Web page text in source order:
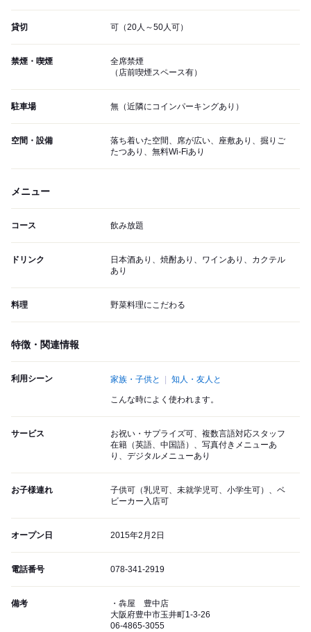
貸切 可（20人～50人可）
禁煙・喫煙
全席禁煙
（店前喫煙スペース有）
駐車場 無（近隣にコインパーキングあり）
空間・設備
落ち着いた空間、席が広い、座敷あり、掘りご
たつあり、無料Wi-Fiあり
メニュー
コース 飲み放題
ドリンク
日本酒あり、焼酎あり、ワインあり、カクテル
あり
料理 野菜料理にこだわる
特徴・関連情報
利用シーン 家族・子供と 知人・友人と
こんな時によく使われます。
サービス
お祝い・サプライズ可、複数言語対応スタッフ
在籍（英語、中国語）、写真付きメニューあ
り、デジタルメニューあり
お子様連れ
子供可（乳児可、未就学児可、小学生可）、ベ
ビーカー入店可
オープン日 2015年2月2日
電話番号 078-341-2919
備考
・犇屋 豊中店
大阪府豊中市玉井町1-3-26
06-4865-3055